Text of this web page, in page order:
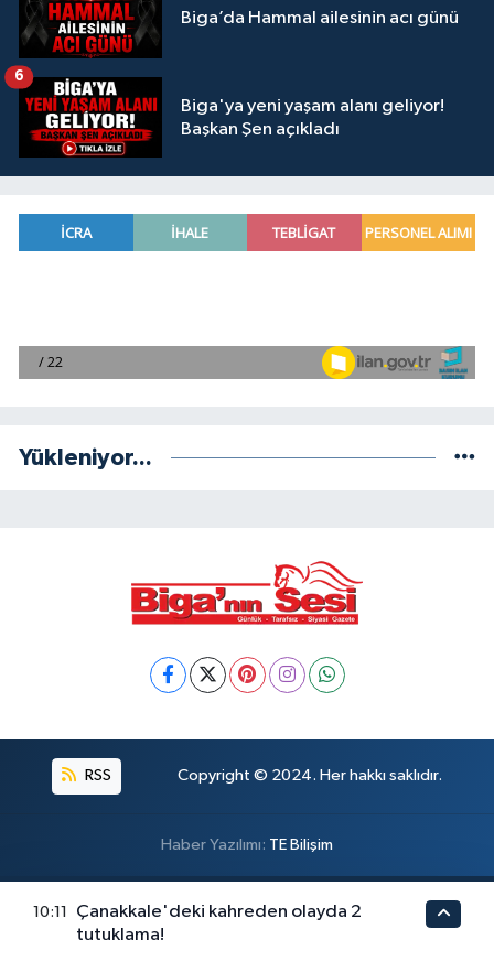
Biga’da Hammal ailesinin acı günü
Biga'ya yeni yaşam alanı geliyor!
Başkan Şen açıkladı
6
Yükleniyor...
RSS Copyright © 2024. Her hakkı saklıdır.
Haber Yazılımı: TE Bilişim
10:11
Çanakkale'deki kahreden olayda 2
tutuklama!